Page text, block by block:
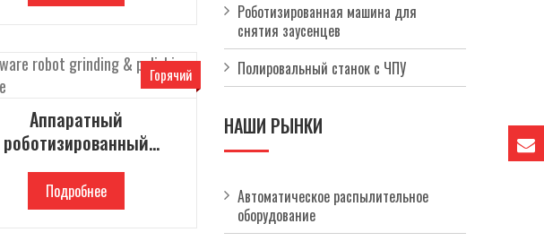
Аппаратный
роботизированный
шлифовальный и
полировальный станок
Подробнее
Горячий
Роботизированная машина для
снятия заусенцев
Полировальный станок с ЧПУ
НАШИ РЫНКИ
Автоматическое распылительное
оборудование